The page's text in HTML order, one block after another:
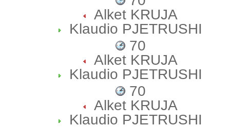
Alket KRUJA
Klaudio PJETRUSHI
70
Alket KRUJA
Klaudio PJETRUSHI
70
Alket KRUJA
Klaudio PJETRUSHI